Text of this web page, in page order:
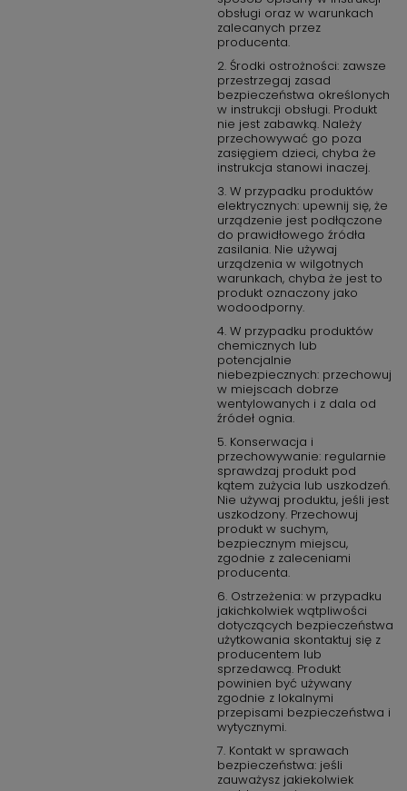
obsługi oraz w warunkach
zalecanych przez
producenta.
2. Środki ostrożności: zawsze
przestrzegaj zasad
bezpieczeństwa określonych
w instrukcji obsługi. Produkt
nie jest zabawką. Należy
przechowywać go poza
zasięgiem dzieci, chyba że
instrukcja stanowi inaczej.
3. W przypadku produktów
elektrycznych: upewnij się, że
urządzenie jest podłączone
do prawidłowego źródła
zasilania. Nie używaj
urządzenia w wilgotnych
warunkach, chyba że jest to
produkt oznaczony jako
wodoodporny.
4. W przypadku produktów
chemicznych lub
potencjalnie
niebezpiecznych: przechowuj
w miejscach dobrze
wentylowanych i z dala od
źródeł ognia.
5. Konserwacja i
przechowywanie: regularnie
sprawdzaj produkt pod
kątem zużycia lub uszkodzeń.
Nie używaj produktu, jeśli jest
uszkodzony. Przechowuj
produkt w suchym,
bezpiecznym miejscu,
zgodnie z zaleceniami
producenta.
6. Ostrzeżenia: w przypadku
jakichkolwiek wątpliwości
dotyczących bezpieczeństwa
użytkowania skontaktuj się z
producentem lub
sprzedawcą. Produkt
powinien być używany
zgodnie z lokalnymi
przepisami bezpieczeństwa i
wytycznymi.
7. Kontakt w sprawach
bezpieczeństwa: jeśli
zauważysz jakiekolwiek